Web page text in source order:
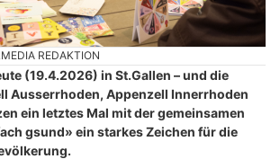
REDAKTION
(19.4.2026) in St.Gallen – und die
Ausserrhoden, Appenzell Innerrhoden
ein letztes Mal mit der gemeinsamen
gsund» ein starkes Zeichen für die